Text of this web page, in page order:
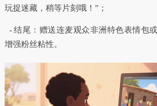
玩捉迷藏，稍等片刻哦！”；
- 结尾：赠送连麦观众非洲特色表情包
增强粉丝粘性。